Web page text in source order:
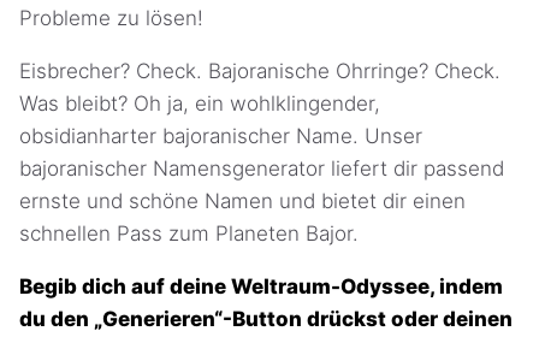
Probleme zu lösen!
Eisbrecher? Check. Bajoranische Ohrringe? Check.
Was bleibt? Oh ja, ein wohlklingender,
obsidianharter bajoranischer Name. Unser
bajoranischer Namensgenerator liefert dir passend
ernste und schöne Namen und bietet dir einen
schnellen Pass zum Planeten Bajor.
Begib dich auf deine Weltraum-Odyssee, indem
du den „Generieren“-Button drückst oder deinen